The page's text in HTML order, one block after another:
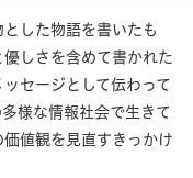
した物語を書いたも
しさを含めて書かれた
セージとして伝わって
様な情報社会で生きて
値観を見直すきっかけ